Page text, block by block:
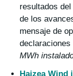
resultados
de los
mensaje de
declaraciones
MWh
Haizea